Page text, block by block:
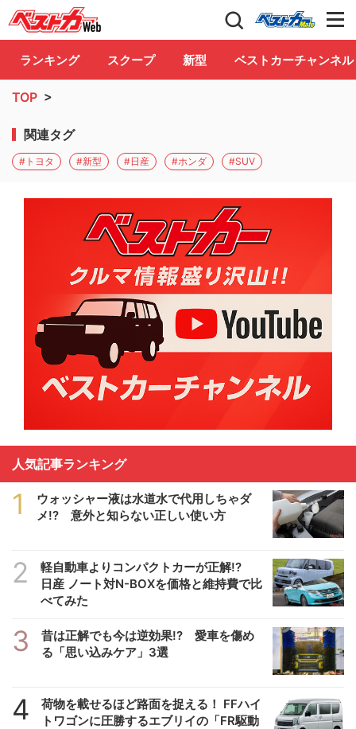
自動車情報誌「ベストカー」 Club
ランキング スクープ 新型 ベストカーチャンネル
TOP >
関連タグ
#トヨタ #新型 #日産 #ホンダ #SUV
人気記事ランキング
1
ウォッシャー液は水道水で代用しちゃダ
メ!? 意外と知らない正しい使い方
2
軽自動車よりコンパクトカーが正解!?
日産 ノート対N-BOXを価格と維持費で比
べてみた
3
昔は正解でも今は逆効果!? 愛車を傷め
る「思い込みケア」3選
4
荷物を載せるほど路面を捉える！ FFハイ
トワゴンに圧勝するエブリイの「FR駆動